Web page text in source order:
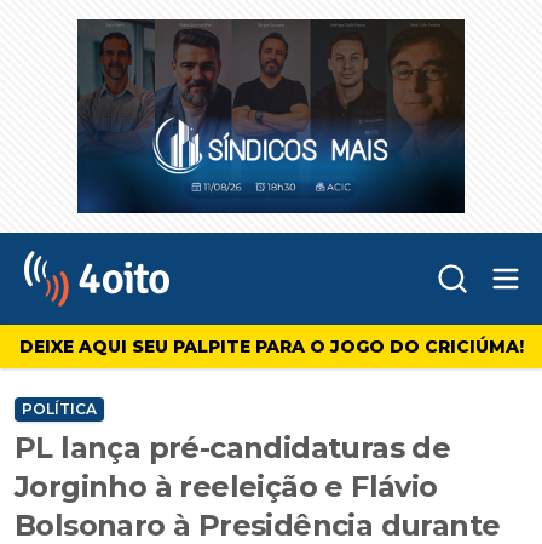
4oito
DEIXE AQUI SEU PALPITE PARA O JOGO DO CRICIÚMA!
POLÍTICA
PL lança pré-candidaturas de
Jorginho à reeleição e Flávio
Bolsonaro à Presidência durante